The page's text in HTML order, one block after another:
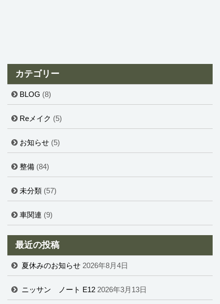
カテゴリー
BLOG (8)
Reメイク (5)
お知らせ (5)
整備 (84)
未分類 (57)
車関連 (9)
最近の投稿
夏休みのお知らせ 2026年8月4日
ニッサン ノート E12 2026年3月13日